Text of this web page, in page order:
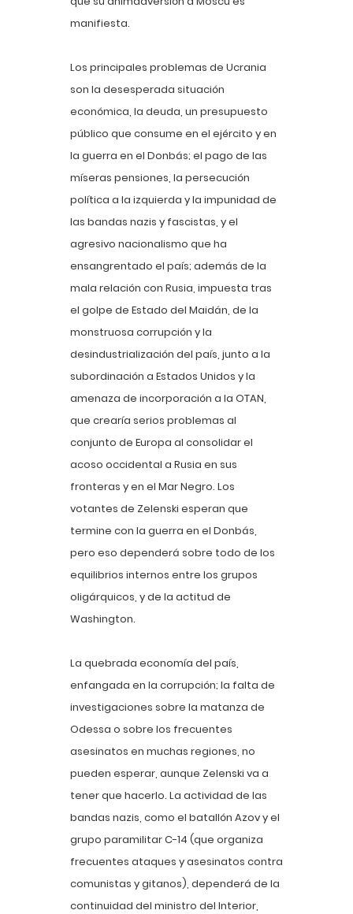
manifiesta.
Los principales problemas de Ucrania
son la desesperada situación
económica, la deuda, un presupuesto
público que consume en el ejército y en
la guerra en el Donbás; el pago de las
míseras pensiones, la persecución
política a la izquierda y la impunidad de
las bandas nazis y fascistas, y el
agresivo nacionalismo que ha
ensangrentado el país; además de la
mala relación con Rusia, impuesta tras
el golpe de Estado del Maidán, de la
monstruosa corrupción y la
desindustrialización del país, junto a la
subordinación a Estados Unidos y la
amenaza de incorporación a la OTAN,
que crearía serios problemas al
conjunto de Europa al consolidar el
acoso occidental a Rusia en sus
fronteras y en el Mar Negro. Los
votantes de Zelenski esperan que
termine con la guerra en el Donbás,
pero eso dependerá sobre todo de los
equilibrios internos entre los grupos
oligárquicos, y de la actitud de
Washington.
La quebrada economía del país,
enfangada en la corrupción; la falta de
investigaciones sobre la matanza de
Odessa o sobre los frecuentes
asesinatos en muchas regiones, no
pueden esperar, aunque Zelenski va a
tener que hacerlo. La actividad de las
bandas nazis, como el batallón Azov y el
grupo paramilitar C-14 (que organiza
frecuentes ataques y asesinatos contra
comunistas y gitanos), dependerá de la
continuidad del ministro del Interior,